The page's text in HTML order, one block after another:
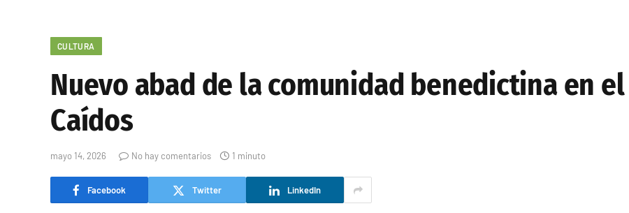
CULTURA
Nuevo abad de la comunidad benedictina en
Caídos
mayo 14, 2026 No hay comentarios 1 minuto
Facebook Twitter LinkedIn